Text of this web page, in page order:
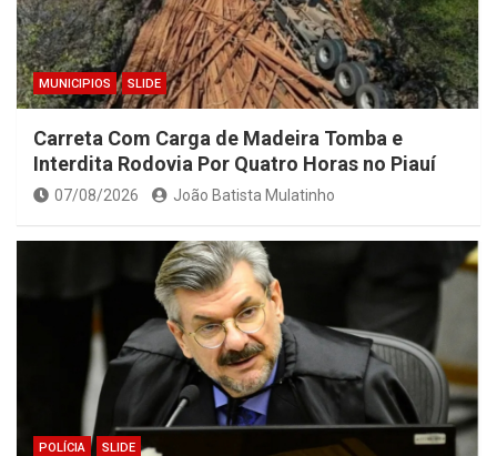
MUNICIPIOS SLIDE
Carreta Com Carga de Madeira Tomba e
Interdita Rodovia Por Quatro Horas no Piauí
07/08/2026 João Batista Mulatinho
POLÍCIA SLIDE